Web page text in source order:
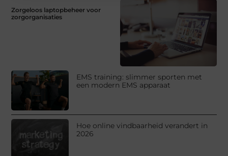
Zorgeloos laptopbeheer voor
zorgorganisaties
EMS training: slimmer sporten met
een modern EMS apparaat
Hoe online vindbaarheid verandert in
2026